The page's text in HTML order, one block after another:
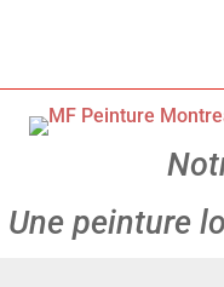
Une peinture